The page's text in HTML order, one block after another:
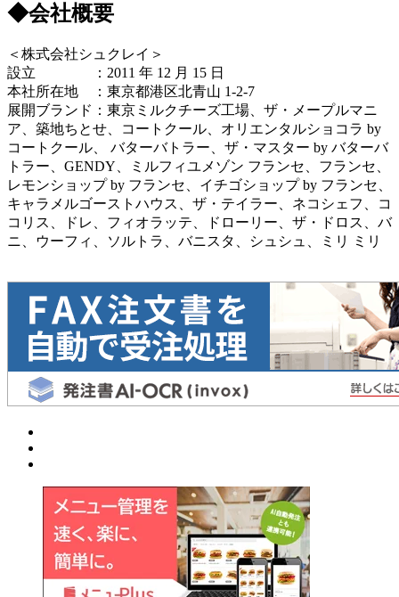
◆会社概要
＜株式会社シュクレイ＞
設立 ：2011 年 12 月 15 日
本社所在地 ：東京都港区北青山 1-2-7
展開ブランド：東京ミルクチーズ工場、ザ・メープルマニ
ア、築地ちとせ、コートクール、オリエンタルショコラ by
コートクール、 バターバトラー、ザ・マスター by バターバ
トラー、GENDY、ミルフィユメゾン フランセ、フランセ、
レモンショップ by フランセ、イチゴショップ by フランセ、
キャラメルゴーストハウス、ザ・テイラー、ネコシェフ、コ
コリス、ドレ、フィオラッテ、ドローリー、ザ・ドロス、バ
ニ、ウーフィ、ソルトラ、バニスタ、シュシュ、ミリ ミリ